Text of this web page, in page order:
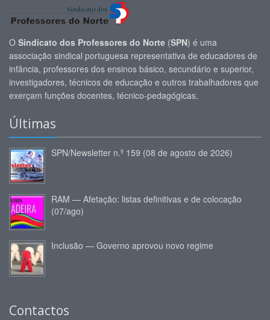
O Sindicato dos Professores do Norte (SPN) é uma
associação sindical portuguesa representativa de educadores de
infância, professores dos ensinos básico, secundário e superior,
investigadores, técnicos de educação e outros trabalhadores que
exerçam funções docentes, técnico-pedagógicas.
Últimas
SPN/Newsletter n.º 159 (08 de agosto de 2026)
RAM — Afetação: listas definitivas e de colocação
(07/ago)
Inclusão — Governo aprovou novo regime
Contactos